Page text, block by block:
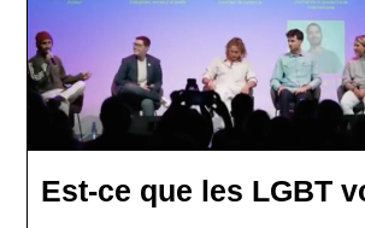
Est-ce que les LGBT